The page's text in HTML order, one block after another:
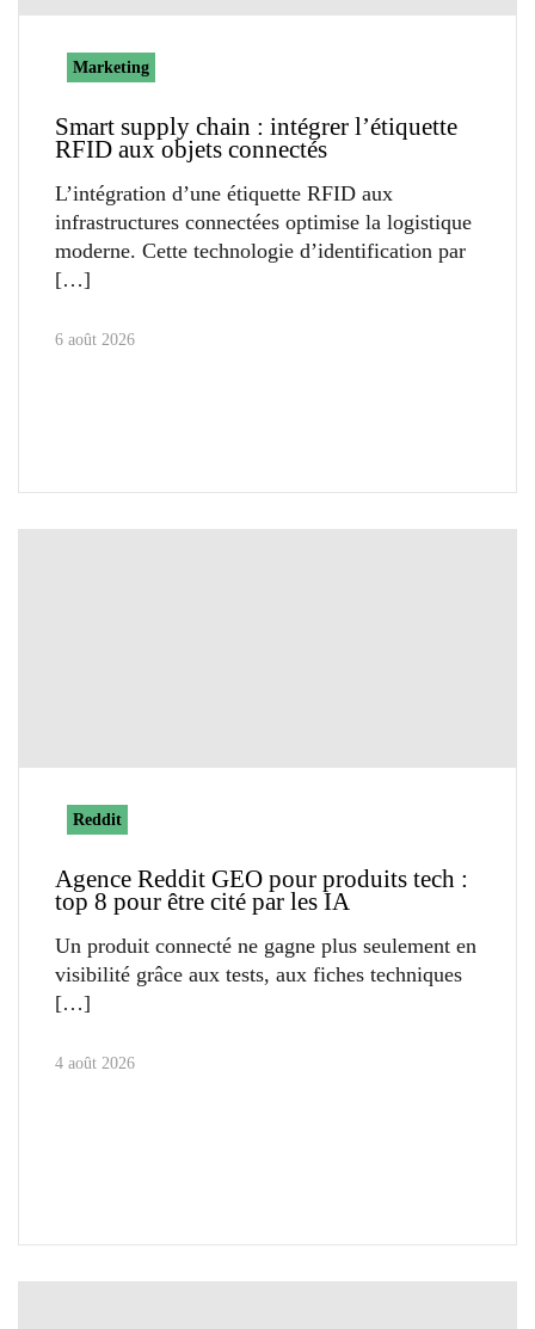
Marketing
Smart supply chain : intégrer l’étiquette
RFID aux objets connectés
L’intégration d’une étiquette RFID aux
infrastructures connectées optimise la logistique
moderne. Cette technologie d’identification par
6 août 2026
Reddit
Agence Reddit GEO pour produits tech :
top 8 pour être cité par les IA
Un produit connecté ne gagne plus seulement en
visibilité grâce aux tests, aux fiches techniques
4 août 2026